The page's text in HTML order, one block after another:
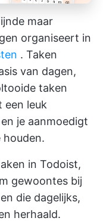
maar
organiseert in
. Taken
van dagen,
taken
een leuk
je aanmoedigt
houden.
in Todoist,
gewoontes bij
die dagelijks,
herhaald.